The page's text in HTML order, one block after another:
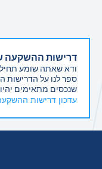
דרישות ההשקעה
ודא שאתה שומע
ספר לנו על הדרישות
שנכסים מתאימים יהיו
עדכון דרישות